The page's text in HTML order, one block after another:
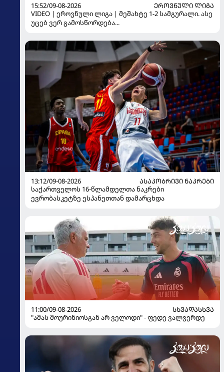
15:52/09-08-2026
ᲔᲠᲝᲕᲜᲣᲚᲘ ᲚᲘᲒᲐ
VIDEO | ეროვნული ლიგა | მეშახტე 1-2 სამგურალი. ასე
უცებ ვერ გამოსწორდება...
13:12/09-08-2026
ᲐᲡᲐᲙᲝᲑᲠᲘᲕᲘ ᲜᲐᲙᲠᲔᲑᲘ
საქართველოს 16-წლამდელთა ნაკრები
ევრობასკეტზე ესპანეთთან დამარცხდა
11:00/09-08-2026
ᲡᲮᲕᲐᲓᲐᲡᲮᲕᲐ
"ამას მოურინიოსგან არ ველოდი" - ფედე ვალვერდე